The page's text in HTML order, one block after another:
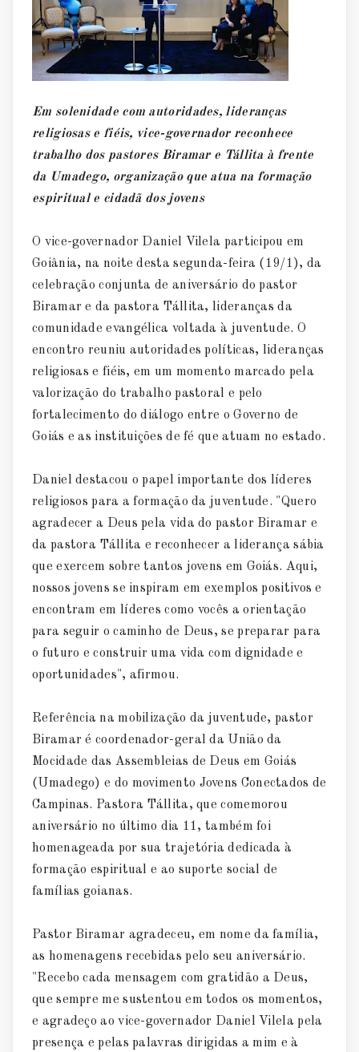
Em solenidade com autoridades, lideranças
religiosas e fiéis, vice-governador reconhece
trabalho dos pastores Biramar e Tállita à frente
da Umadego, organização que atua na formação
espiritual e cidadã dos jovens
O vice-governador Daniel Vilela participou em
Goiânia, na noite desta segunda-feira (19/1), da
celebração conjunta de aniversário do pastor
Biramar e da pastora Tállita, lideranças da
comunidade evangélica voltada à juventude. O
encontro reuniu autoridades políticas, lideranças
religiosas e fiéis, em um momento marcado pela
valorização do trabalho pastoral e pelo
fortalecimento do diálogo entre o Governo de
Goiás e as instituições de fé que atuam no estado.
Daniel destacou o papel importante dos líderes
religiosos para a formação da juventude. "Quero
agradecer a Deus pela vida do pastor Biramar e
da pastora Tállita e reconhecer a liderança sábia
que exercem sobre tantos jovens em Goiás. Aqui,
nossos jovens se inspiram em exemplos positivos e
encontram em líderes como vocês a orientação
para seguir o caminho de Deus, se preparar para
o futuro e construir uma vida com dignidade e
oportunidades", afirmou.
Referência na mobilização da juventude, pastor
Biramar é coordenador-geral da União da
Mocidade das Assembleias de Deus em Goiás
(Umadego) e do movimento Jovens Conectados de
Campinas. Pastora Tállita, que comemorou
aniversário no último dia 11, também foi
homenageada por sua trajetória dedicada à
formação espiritual e ao suporte social de
famílias goianas.
Pastor Biramar agradeceu, em nome da família,
as homenagens recebidas pelo seu aniversário.
"Recebo cada mensagem com gratidão a Deus,
que sempre me sustentou em todos os momentos,
e agradeço ao vice-governador Daniel Vilela pela
presença e pelas palavras dirigidas a mim e à